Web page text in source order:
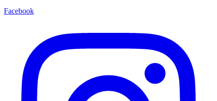
Facebook